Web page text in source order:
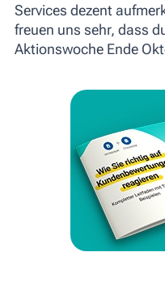
Services dezent
freuen uns sehr, dass
Aktionswoche Ende